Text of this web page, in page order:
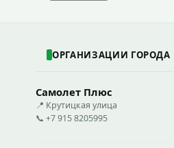
ОРГАНИЗАЦИИ ГОРОДА
Самолет Плюс
📍 Крутицкая улица
📞 +7 915 8205995